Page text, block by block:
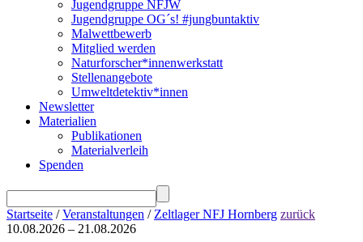
Jugendgruppe NFJW
Jugendgruppe OG´s! #jungbuntaktiv
Malwettbewerb
Mitglied werden
Naturforscher*innenwerkstatt
Stellenangebote
Umweltdetektiv*innen
Newsletter
Materialien
Publikationen
Materialverleih
Spenden
Startseite /Veranstaltungen / Zeltlager NFJ Hornberg zurück
10.08.2026 – 21.08.2026